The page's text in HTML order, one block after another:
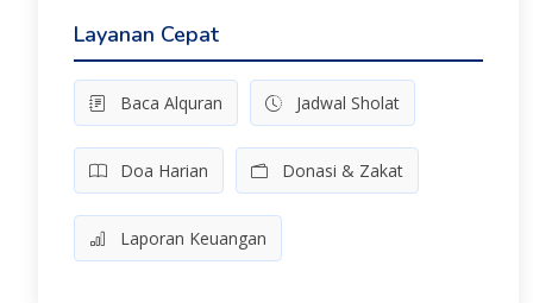
Layanan Cepat
Baca Alquran Jadwal Sholat
Doa Harian Donasi & Zakat
Laporan Keuangan